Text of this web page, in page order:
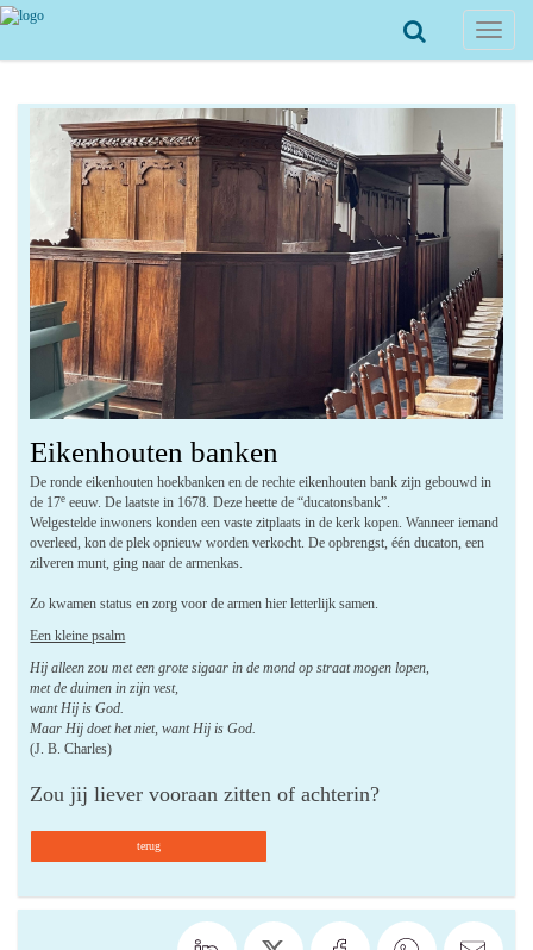
Toggle
Eikenhouten banken
De ronde eikenhouten hoekbanken en de rechte eikenhouten bank zijn gebouwd in
de 17e eeuw. De laatste in 1678. Deze heette de “ducatonsbank”.
Welgestelde inwoners konden een vaste zitplaats in de kerk kopen. Wanneer iemand
overleed, kon de plek opnieuw worden verkocht. De opbrengst, één ducaton, een
zilveren munt, ging naar de armenkas.
Zo kwamen status en zorg voor de armen hier letterlijk samen.
Een kleine psalm
Hij alleen zou met een grote sigaar in de mond op straat mogen lopen,
met de duimen in zijn vest,
want Hij is God.
Maar Hij doet het niet, want Hij is God.
(J. B. Charles)
Zou jij liever vooraan zitten of achterin?
terug